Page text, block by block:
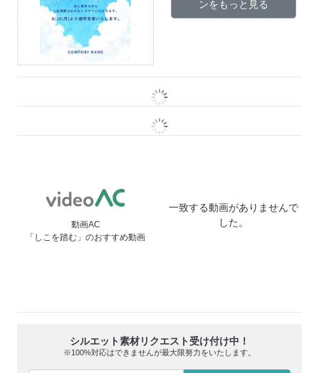
ンをもっと見る
動画AC
「しこを踏む」のおすすめ動画
一致する動画がありませんで
した。
シルエット素材リクエスト受け付け中！
※100%対応はできませんが最大限努力をいたします。